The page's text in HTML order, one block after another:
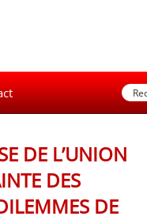
DE L’UNION
DES
DE